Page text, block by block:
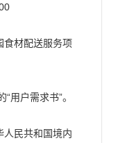
食材配送服务项
用户需求书”。
人民共和国境内